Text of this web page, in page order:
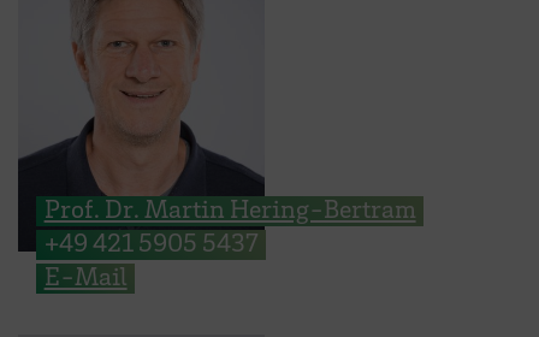
Prof. Dr. Martin Hering-Bertram
+49 421 5905 5437
E-Mail